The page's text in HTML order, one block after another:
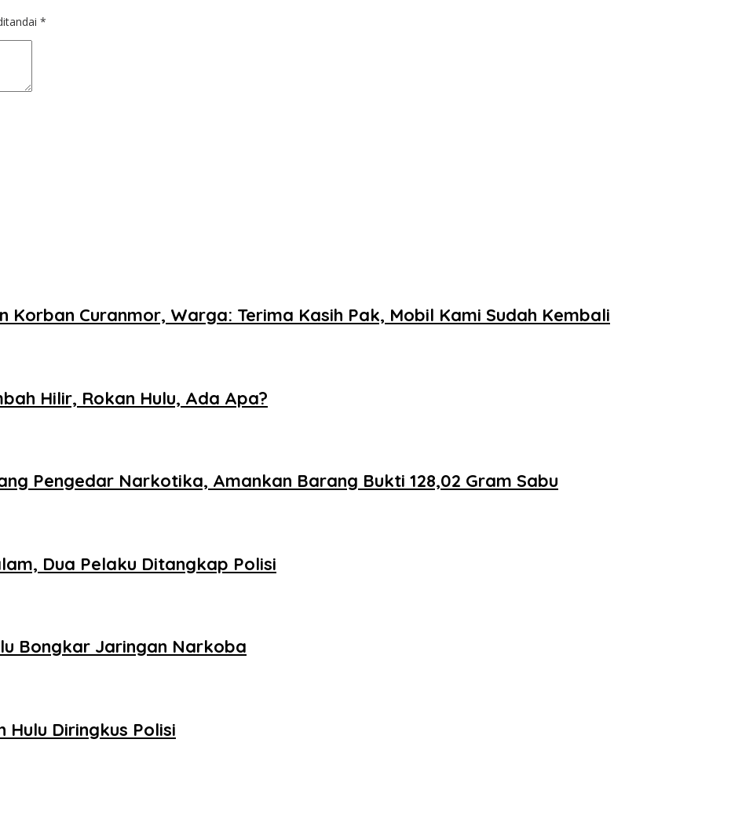
*
Curanmor, Warga: Terima Kasih Pak, Mobil Kami Sudah Kembali
Hilir, Rokan Hulu, Ada Apa?
Pengedar Narkotika, Amankan Barang Bukti 128,02 Gram Sabu
Dua Pelaku Ditangkap Polisi
Bongkar Jaringan Narkoba
Hulu Diringkus Polisi